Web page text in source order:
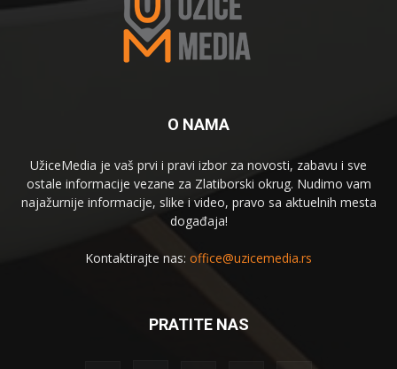
O NAMA
UžiceMedia je vaš prvi i pravi izbor za novosti, zabavu i sve
ostale informacije vezane za Zlatiborski okrug. Nudimo vam
najažurnije informacije, slike i video, pravo sa aktuelnih mesta
događaja!
Kontaktirajte nas: office@uzicemedia.rs
PRATITE NAS